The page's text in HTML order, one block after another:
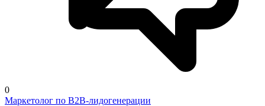
0
Маркетолог по B2B-лидогенерации